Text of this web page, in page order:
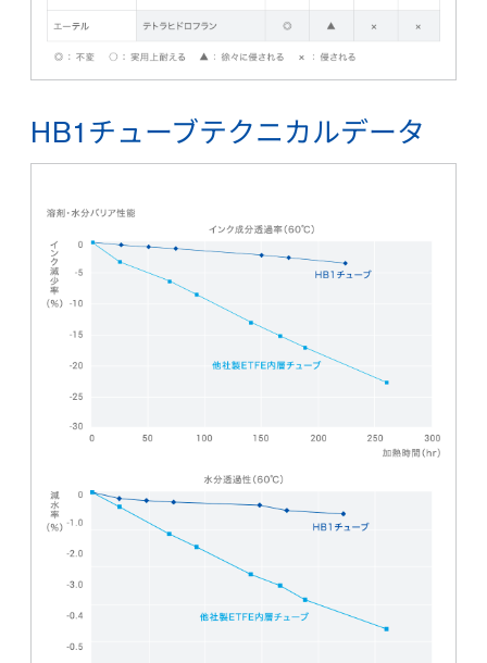
HB1チューブテクニカルデータ